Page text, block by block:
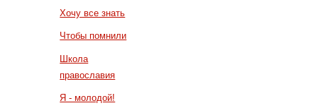
Хочу все знать
Чтобы помнили
Школа
православия
Я - молодой!